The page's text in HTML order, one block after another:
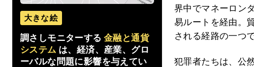
大きな絵
調さしモニターする 金融と通貨
システム は、経済、産業、グロ
ーバルな問題に影響を与えてい
界中でマネーロン
易ルートを経由。
される経路の一つで
犯罪者たちは、公